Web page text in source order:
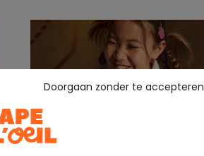
Doorgaan zonder te accepteren